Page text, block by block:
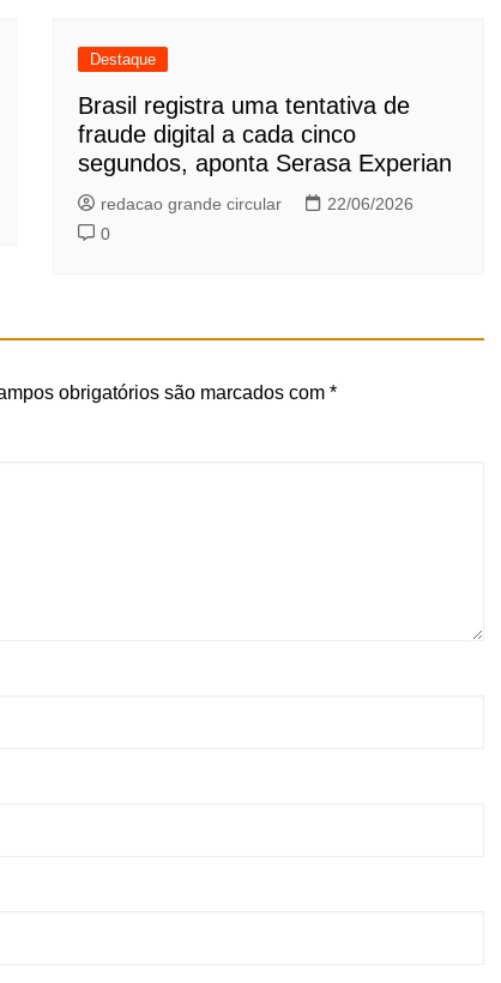
Destaque
Brasil registra uma tentativa de
fraude digital a cada cinco
segundos, aponta Serasa Experian
redacao grande circular
22/06/2026
0
obrigatórios são marcados com *